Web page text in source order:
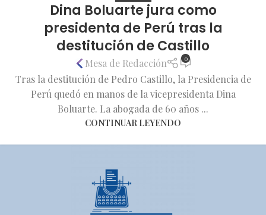
Dina Boluarte jura como
presidenta de Perú tras la
destitución de Castillo
Mesa de Redacción 0
Tras la destitución de Pedro Castillo, la Presidencia de
Perú quedó en manos de la vicepresidenta Dina
Boluarte. La abogada de 60 años ...
CONTINUAR LEYENDO